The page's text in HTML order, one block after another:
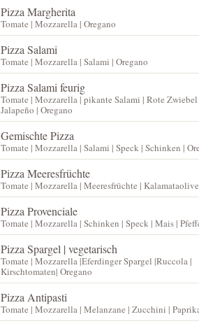
Pizza Margherita
Tomate | Mozzarella | Oregano
Pizza Salami
Tomate | Mozzarella | Salami | Oregano
Pizza Salami feurig
Tomate | Mozzarella | pikante Salami | Rote Zwiebel
Jalapeño | Oregano
Gemischte Pizza
Tomate | Mozzarella | Salami | Speck | Schinken |
Pizza Meeresfrüchte
Tomate | Mozzarella | Meeresfrüchte |
Pizza Provenciale
Tomate | Mozzarella | Schinken | Speck | Mais |
Pizza Spargel | vegetarisch
Tomate | Mozzarella |Eferdinger Spargel |Ruccola |
Kirschtomaten| Oregano
Pizza Antipasti
Tomate | Mozzarella | Melanzane | Zucchini |